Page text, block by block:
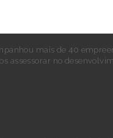
mais de 40
assessorar no